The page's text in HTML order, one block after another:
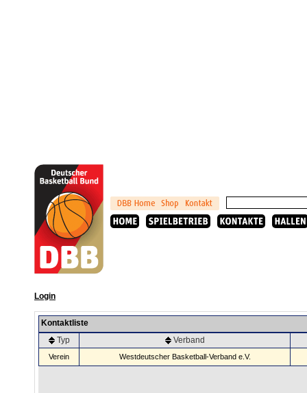
Login
Kontaktliste
Typ
Verband
Verein Westdeutscher Basketball-Verband e.V.